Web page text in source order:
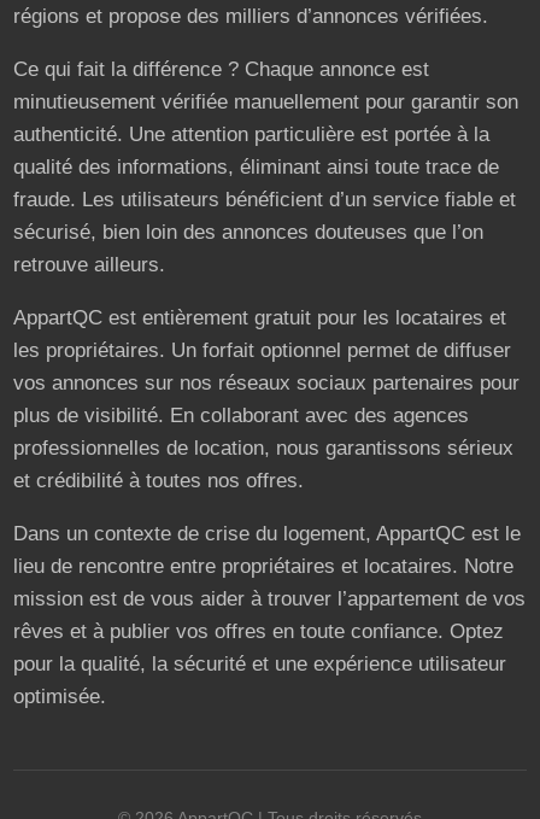
régions et propose des milliers d’annonces vérifiées.
Ce qui fait la différence ? Chaque annonce est
minutieusement vérifiée manuellement pour garantir son
authenticité. Une attention particulière est portée à la
qualité des informations, éliminant ainsi toute trace de
fraude. Les utilisateurs bénéficient d’un service fiable et
sécurisé, bien loin des annonces douteuses que l’on
retrouve ailleurs.
AppartQC est entièrement gratuit pour les locataires et
les propriétaires. Un forfait optionnel permet de diffuser
vos annonces sur nos réseaux sociaux partenaires pour
plus de visibilité. En collaborant avec des agences
professionnelles de location, nous garantissons sérieux
et crédibilité à toutes nos offres.
Dans un contexte de crise du logement, AppartQC est le
lieu de rencontre entre propriétaires et locataires. Notre
mission est de vous aider à trouver l’appartement de vos
rêves et à publier vos offres en toute confiance. Optez
pour la qualité, la sécurité et une expérience utilisateur
optimisée.